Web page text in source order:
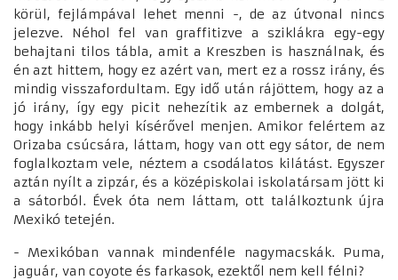
körül, fejlámpával lehet menni -, de az útvonal nincs
jelezve. Néhol fel van graffitizve a sziklákra egy-egy
behajtani tilos tábla, amit a Kreszben is használnak, és
én azt hittem, hogy ez azért van, mert ez a rossz irány, és
mindig visszafordultam. Egy idő után rájöttem, hogy az a
jó irány, így egy picit nehezítik az embernek a dolgát,
hogy inkább helyi kísérővel menjen. Amikor felértem az
Orizaba csúcsára, láttam, hogy van ott egy sátor, de nem
foglalkoztam vele, néztem a csodálatos kilátást. Egyszer
aztán nyílt a zipzár, és a középiskolai iskolatársam jött ki
a sátorból. Évek óta nem láttam, ott találkoztunk újra
Mexikó tetején.
- Mexikóban vannak mindenféle nagymacskák. Puma,
jaguár, van coyote és farkasok, ezektől nem kell félni?